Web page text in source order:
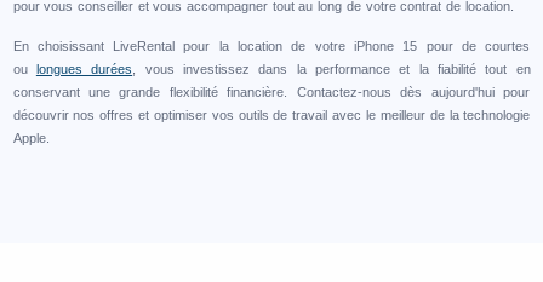
pour vous conseiller et vous accompagner tout au long de votre contrat de location.
En choisissant LiveRental pour la location de votre iPhone 15 pour de courtes
ou longues durées , vous investissez dans la performance et la fiabilité tout en
conservant une grande flexibilité financière. Contactez-nous dès aujourd'hui pour
découvrir nos offres et optimiser vos outils de travail avec le meilleur de la technologie
Apple.